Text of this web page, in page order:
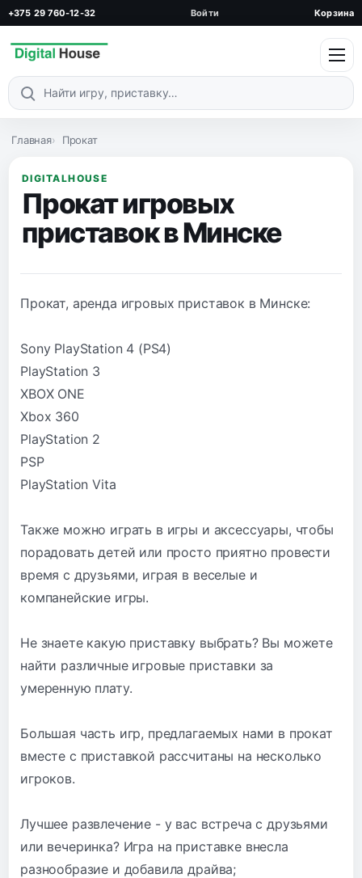
+375 29 760-12-32 Войти Корзина
Поиск по каталогу
Главная Прокат
DIGITALHOUSE
Прокат игровых
приставок в Минске
Прокат, аренда игровых приставок в Минске:
Sony PlayStation 4 (PS4)
PlayStation 3
XBOX ONE
Xbox 360
PlayStation 2
PSP
PlayStation Vita
Также можно играть в игры и аксессуары, чтобы
порадовать детей или просто приятно провести
время с друзьями, играя в веселые и
компанейские игры.
Не знаете какую приставку выбрать? Вы можете
найти различные игровые приставки за
умеренную плату.
Большая часть игр, предлагаемых нами в прокат
вместе с приставкой рассчитаны на несколько
игроков.
Лучшее развлечение - у вас встреча с друзьями
или вечеринка? Игра на приставке внесла
разнообразие и добавила драйва;